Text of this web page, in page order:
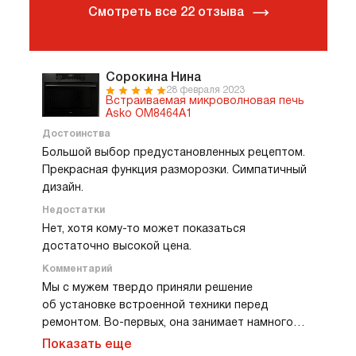
Сорокина Нина
28 февраля 2023
Встраиваемая микроволновая печь
Asko OM8464A1
Достоинства
Большой выбор предустановленных рецептом.
Прекрасная функция разморозки. Симпатичный
дизайн.
Недостатки
Нет, хотя кому-то может показаться
достаточно высокой цена.
Комментарий
Мы с мужем твердо приняли решение
об установке встроенной техники перед
ремонтом. Во-первых, она занимает намного
меньше места и не создает много пыли. Во-
Показать еще
Смотреть все 22 отзыва